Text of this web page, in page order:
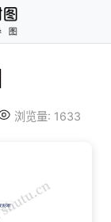
浏览量: 1633